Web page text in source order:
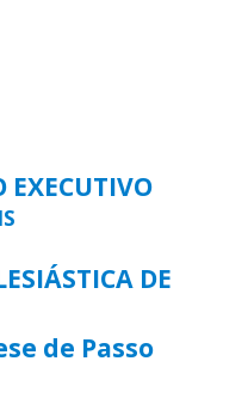
EXECUTIVO
DE
de Passo